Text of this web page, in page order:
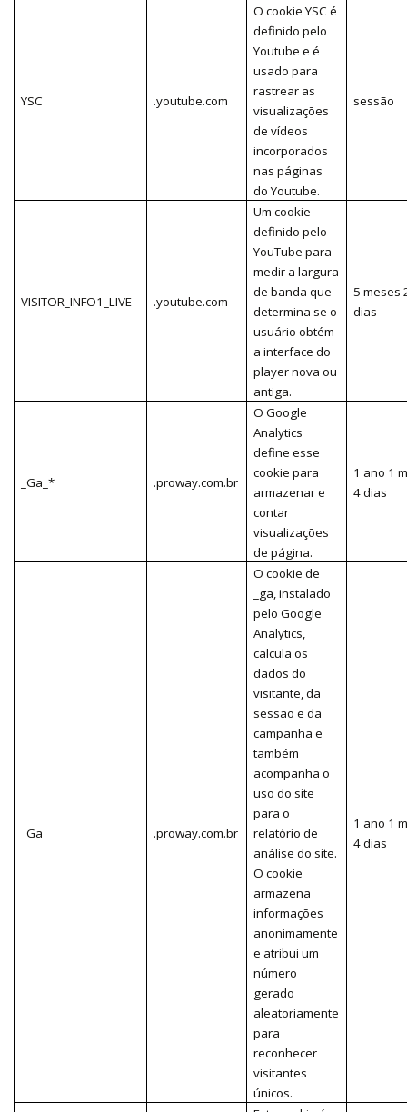
YSC .youtube.com
O cookie YSC é
definido pelo
Youtube e é
usado para
rastrear as
visualizações
de vídeos
incorporados
nas páginas
do Youtube.
sessão
VISITOR_INFO1_LIVE .youtube.com
Um cookie
definido pelo
YouTube para
medir a largura
de banda que
determina se o
usuário obtém
a interface do
player nova ou
antiga.
5 meses
dias
_Ga_* .proway.com.br
O Google
Analytics
define esse
cookie para
armazenar e
contar
visualizações
de página.
1 ano 1
4 dias
_Ga .proway.com.br
O cookie de
_ga, instalado
pelo Google
Analytics,
calcula os
dados do
visitante, da
sessão e da
campanha e
também
acompanha o
uso do site
para o
relatório de
análise do site.
O cookie
armazena
informações
anonimamente
e atribui um
número
gerado
aleatoriamente
para
reconhecer
visitantes
únicos.
1 ano 1
4 dias